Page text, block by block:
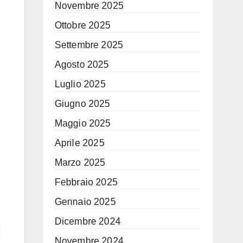
Novembre 2025
Ottobre 2025
Settembre 2025
Agosto 2025
Luglio 2025
Giugno 2025
Maggio 2025
Aprile 2025
Marzo 2025
Febbraio 2025
Gennaio 2025
Dicembre 2024
Novembre 2024